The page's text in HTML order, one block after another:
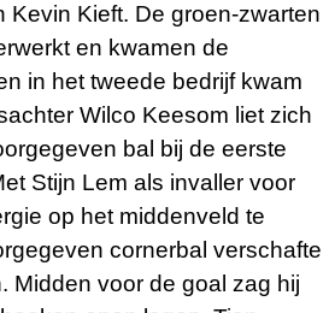
Kevin Kieft. De groen-zwarten
en kwamen de
in het tweede bedrijf kwam
Wilco Keesom liet zich
bal bij de eerste
Stijn Lem als invaller voor
op het middenveld te
cornerbal verschafte
Midden voor de goal zag hij